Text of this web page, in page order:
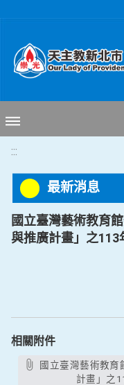
:::
最新消息
國立臺灣藝術教育
與推廣計畫」之
相關附件
計畫」之